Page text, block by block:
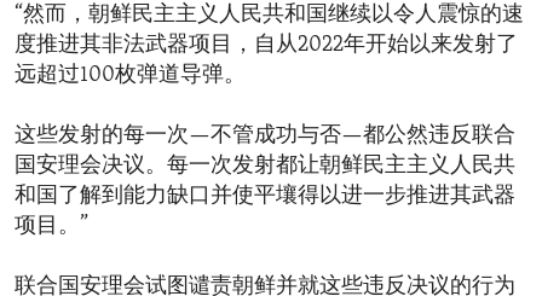
“然而，朝鲜民主主义人民共和国继续以令人震惊的速
度推进其非法武器项目，自从2022年开始以来发射了
远超过100枚弹道导弹。
这些发射的每一次—不管成功与否—都公然违反联合
国安理会决议。每一次发射都让朝鲜民主主义人民共
和国了解到能力缺口并使平壤得以进一步推进其武器
项目。”
联合国安理会试图谴责朝鲜并就这些违反决议的行为